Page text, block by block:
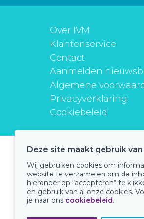
Over IVM
Klantenservice
Contact
Aanmelden
Algemene
Privacyverklaring
Cookiebeleid
Onze keurmerken
Deze site maakt gebruik
Wij gebruiken cookies om
website te verzamelen om de
hieronder op “accepteren“ te
en gebruik van al onze cookies.
je naar ons cookiebeleid.